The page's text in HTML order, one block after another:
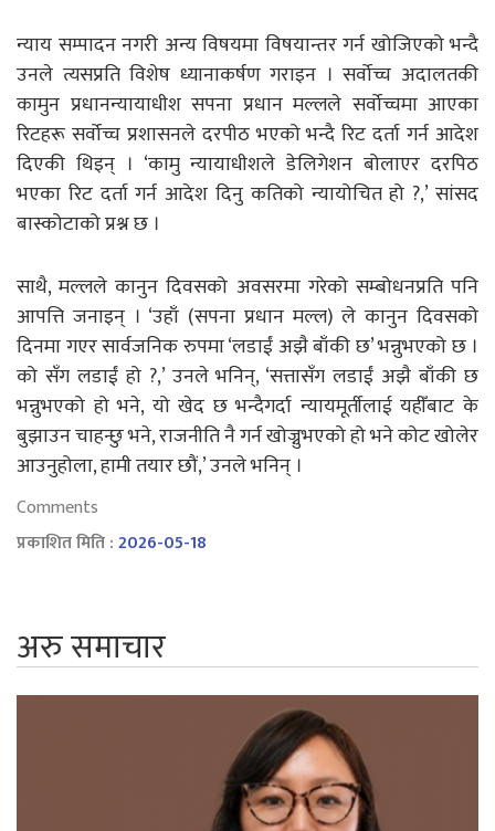
न्याय सम्पादन नगरी अन्य विषयमा विषयान्तर गर्न खोजिएको भन्दै
उनले त्यसप्रति विशेष ध्यानाकर्षण गराइन । सर्वोच्च अदालतकी
कामुन प्रधानन्यायाधीश सपना प्रधान मल्लले सर्वोच्चमा आएका
रिटहरू सर्वोच्च प्रशासनले दरपीठ भएको भन्दै रिट दर्ता गर्न आदेश
दिएकी थिइन् । ‘कामु न्यायाधीशले डेलिगेशन बोलाएर दरपिठ
भएका रिट दर्ता गर्न आदेश दिनु कतिको न्यायोचित हो ?,’ सांसद
बास्कोटाको प्रश्न छ ।
साथै, मल्लले कानुन दिवसको अवसरमा गरेको सम्बोधनप्रति पनि
आपत्ति जनाइन् । ‘उहाँ (सपना प्रधान मल्ल) ले कानुन दिवसको
दिनमा गएर सार्वजनिक रुपमा ‘लडाईं अझै बाँकी छ’ भन्नुभएको छ ।
को सँग लडाईं हो ?,’ उनले भनिन्, ‘सत्तासँग लडाईं अझै बाँकी छ
भन्नुभएको हो भने, यो खेद छ भन्दैगर्दा न्यायमूर्तीलाई यहीँबाट के
बुझाउन चाहन्छु भने, राजनीति नै गर्न खोज्नुभएको हो भने कोट खोलेर
आउनुहोला, हामी तयार छौं,’ उनले भनिन् ।
Comments
प्रकाशित मिति :2026-05-18
अरु समाचार